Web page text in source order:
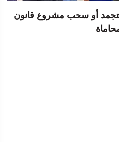
بتجمد أو سحب مشروع قانون